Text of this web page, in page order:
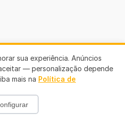
sua experiência. Anúncios
— personalização depende
mais na Política de